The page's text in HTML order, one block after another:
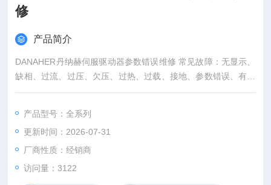
修
产品简介
DANAHER丹纳赫伺服驱动器参数错误维修 常见故障：无显示、
缺相、过流、过压、欠压、过热、过载、接地、参数错误、有显
示无输出、模块损坏等。要想解决以上维修问题，
产品型号：全系列
更新时间：2026-07-31
厂商性质：经销商
访问量：3122